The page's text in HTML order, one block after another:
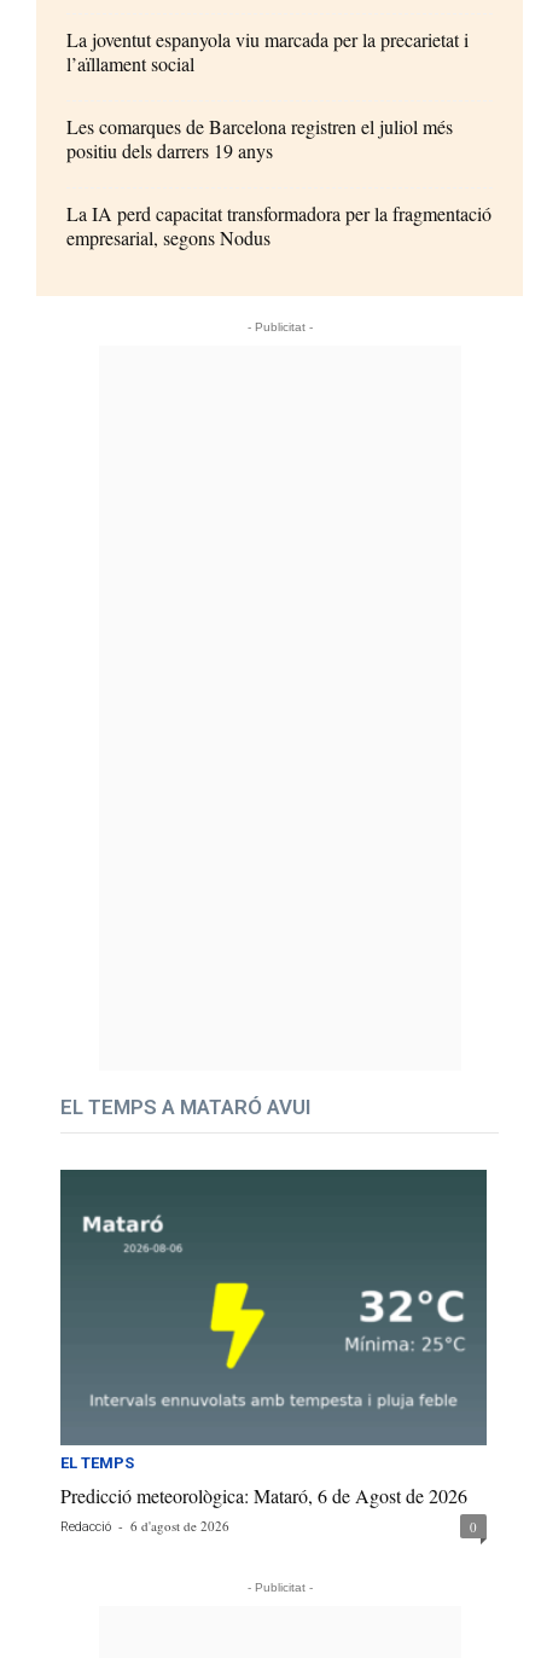
La joventut espanyola viu marcada per la precarietat i
l’aïllament social
Les comarques de Barcelona registren el juliol més
positiu dels darrers 19 anys
La IA perd capacitat transformadora per la fragmentació
empresarial, segons Nodus
- Publicitat -
EL TEMPS A MATARÓ AVUI
EL TEMPS
Predicció meteorològica: Mataró, 6 de Agost de 2026
Redacció - 6 d'agost de 2026 0
- Publicitat -